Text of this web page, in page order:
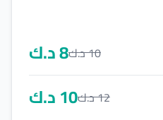
10د.ك8د.ك
12د.ك10د.ك